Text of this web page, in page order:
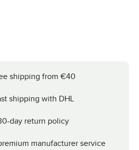
shipping from €40
shipping with DHL
day return policy
manufacturer service